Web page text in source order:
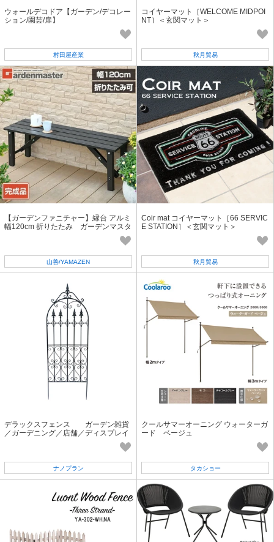
ウォールデコドア【ガーデン/デコレー
ション/園芸/扉】
村田屋産業
コイヤーマット［WELCOME MIDPOI
NT］＜玄関マット＞
秋月貿易
【ガーデンファニチャー】縁台 アルミ
幅120cm 折りたたみ ガーデンマスタ
山善/YAMAZEN
Coir mat コイヤーマット［66 SERVIC
E STATION］＜玄関マット＞
秋月貿易
デラックスフェンス ガーデン雑貨
／ガーデニング／店舗／ディスプレイ
ナノプラン
クールサマーオーニング ウォーターガ
ード ベージュ
タカショー